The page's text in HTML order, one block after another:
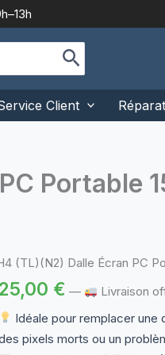
Client
Portable
(TL)(N2) Dalle Écran PC
25,00 € —
Livraison
Idéale pour remplacer une
pixels morts ou un